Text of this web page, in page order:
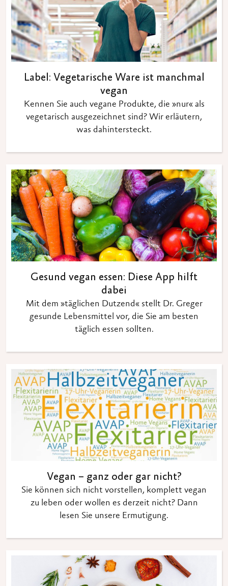
Label: Vegetarische Ware ist manchmal
vegan
Kennen Sie auch vegane Produkte, die »nur« als
vegetarisch ausgezeichnet sind? Wir erläutern,
was dahintersteckt.
Gesund vegan essen: Diese App hilft
dabei
Mit dem »täglichen Dutzend« stellt Dr. Greger
gesunde Lebensmittel vor, die Sie am besten
täglich essen sollten.
Vegan – ganz oder gar nicht?
Sie können sich nicht vorstellen, komplett vegan
zu leben oder wollen es derzeit nicht? Dann
lesen Sie unsere Ermutigung.